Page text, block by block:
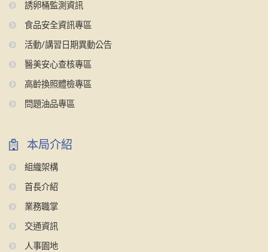
誘卵桶監測資訊
食品安全資訊專區
活動/講習日期異動公告
醫美安心查核專區
高齡換照體檢專區
問題油品專區
本局介紹
組織架構
首長介紹
業務職掌
交通資訊
人事園地